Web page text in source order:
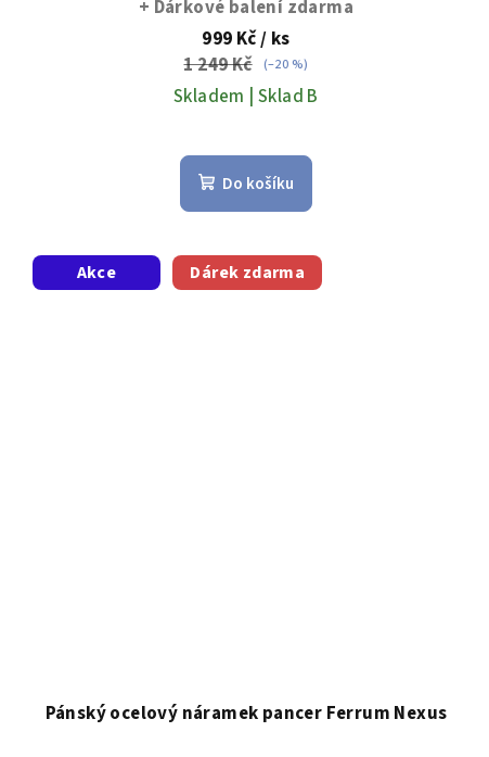
+ Dárkové balení zdarma
999 Kč/ ks
1 249 Kč
(–20 %)
Skladem | Sklad B
Do košíku
Akce Dárek zdarma
Pánský ocelový náramek pancer Ferrum Nexus